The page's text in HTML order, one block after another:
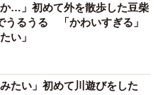
か…」初めて外を散歩した豆柴
うるうる 「かわいすぎる」
い」
みたい」初めて川遊びをした